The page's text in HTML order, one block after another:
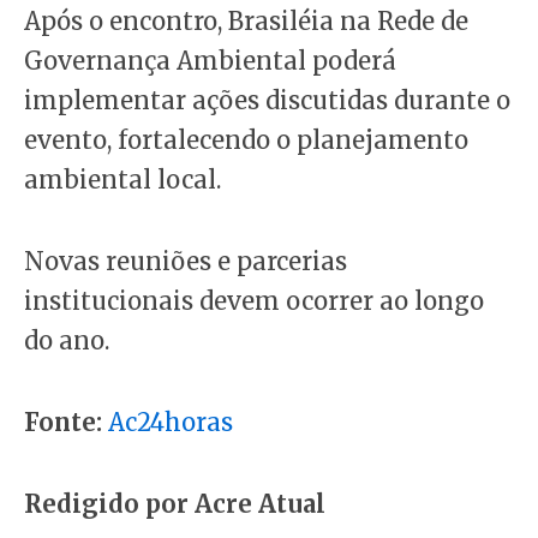
Após o encontro, Brasiléia na Rede de
Governança Ambiental poderá
implementar ações discutidas durante o
evento, fortalecendo o planejamento
ambiental local.
Novas reuniões e parcerias
institucionais devem ocorrer ao longo
do ano.
Fonte: Ac24horas
Redigido por Acre Atual